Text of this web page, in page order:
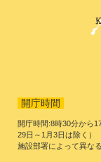
開庁時間
開庁時間:8時30分から
29日～1月3日は除く）
施設部署によって異な